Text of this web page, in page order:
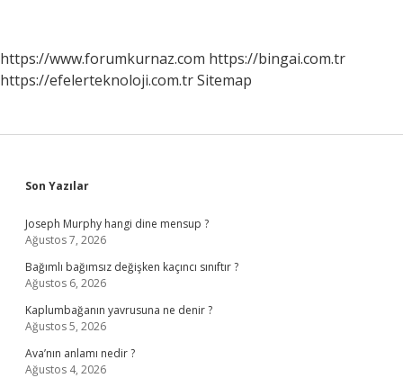
https://www.forumkurnaz.com https://bingai.com.tr
https://efelerteknoloji.com.trSitemap
Sidebar
Son Yazılar
Joseph Murphy hangi dine mensup ?
Ağustos 7, 2026
Bağımlı bağımsız değişken kaçıncı sınıftır ?
Ağustos 6, 2026
Kaplumbağanın yavrusuna ne denir ?
Ağustos 5, 2026
Ava’nın anlamı nedir ?
Ağustos 4, 2026